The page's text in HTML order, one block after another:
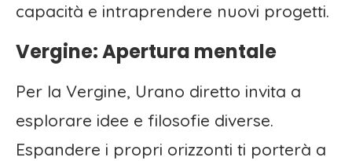
capacità e intraprendere nuovi progetti.
Vergine: Apertura mentale
Per la Vergine, Urano diretto invita a
esplorare idee e filosofie diverse.
Espandere i propri orizzonti ti porterà a